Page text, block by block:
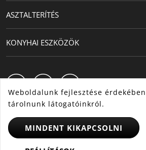
Tervező
NOA design
Design díj
Design Plus
2009, iF design
award Design
2008
Kapacitás (l)
3.9
ASZTALTERÍTÉS
KONYHAI ESZKÖZÖK
HU
Weboldalunk fejlesztése
tárolnunk látogatóinkról.
MINDENT KIKAPCSOLNI